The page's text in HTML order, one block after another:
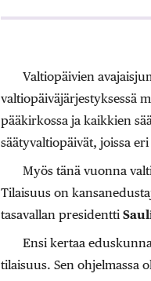
Valtiopäivien
valtiopäiväjärjestyksessä
pääkirkossa ja kaikkien
säätyvaltiopäivät, joissa
Myös tänä vuonna
Tilaisuus on
tasavallan presidentti
Ensi kertaa
tilaisuus. Sen ohjelmassa